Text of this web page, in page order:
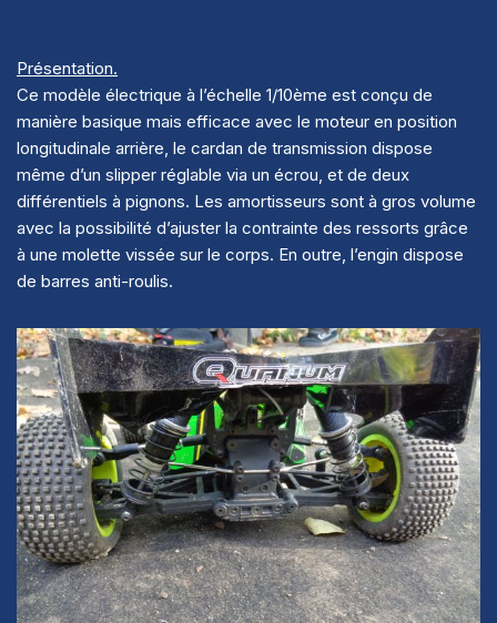
Présentation.
Ce modèle électrique à l’échelle 1/10ème est conçu de
manière basique mais efficace avec le moteur en position
longitudinale arrière, le cardan de transmission dispose
même d’un slipper réglable via un écrou, et de deux
différentiels à pignons. Les amortisseurs sont à gros volume
avec la possibilité d’ajuster la contrainte des ressorts grâce
à une molette vissée sur le corps. En outre, l’engin dispose
de barres anti-roulis.